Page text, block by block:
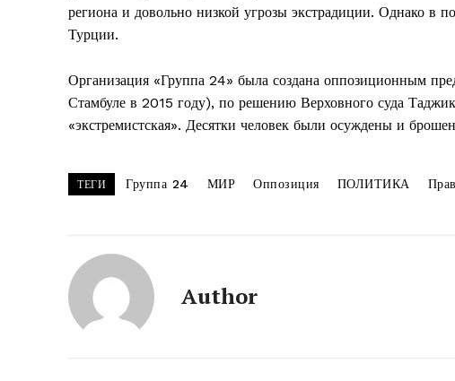
региона и довольно низкой угрозы экстрадиции. Однако в
Турции.
Организация «Группа 24» была создана оппозиционным
Стамбуле в 2015 году), по решению Верховного суда
«экстремистская». Десятки человек были осуждены и
ТЕГИ Группа 24 МИР Оппозиция ПОЛИТИКА
Author